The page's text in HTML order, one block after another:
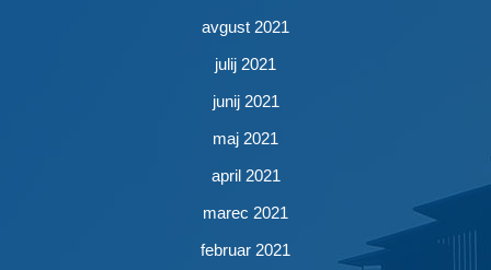
avgust 2021
julij 2021
junij 2021
maj 2021
april 2021
marec 2021
februar 2021